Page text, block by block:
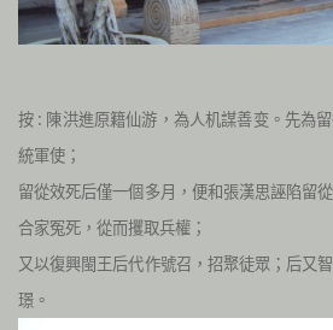
按 : 陳洪進原籍仙游，為人机謀善变。先為
統軍使；
留從效死后僅一個多月，便和張漢思誣陷留
合家冤死，從而攫取兵權；
又以復興閩王后代作號召，招聚徒眾；后又
璟。